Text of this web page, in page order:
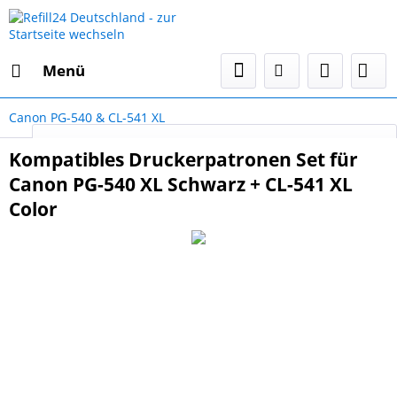
Menü
Canon PG-540 & CL-541 XL
Kompatibles Druckerpatronen Set für
Canon PG-540 XL Schwarz + CL-541 XL
Color